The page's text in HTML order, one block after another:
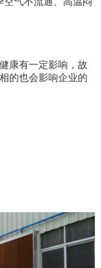
康有一定影响，故
的也会影响企业的